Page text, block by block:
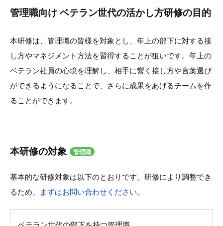
管理職向け ベテラン世代の活かし方研修の目的
本研修は、管理職の皆様を対象とし、年上の部下に対する接
し方やマネジメント方法を習得することが狙いです。年上の
ベテラン社員の心境を理解し、相手に響く接し方や言葉選び
ができるようになることで、さらに成果をあげるチームを作
ることができます。
本研修の対象 管理職
基本的な研修対象は以下のとおりです。研修により調整でき
るため、
まずはお問い合わせください。